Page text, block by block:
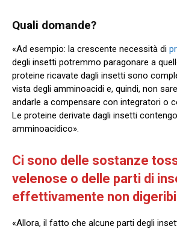
Quali domande?
«Ad esempio: la crescente necessità di
degli insetti potremmo paragonare a
proteine ricavate dagli insetti sono
vista degli amminoacidi e, quindi, non
andarle a compensare con integratori o
Le proteine derivate dagli insetti
amminoacidico».
Ci sono delle sostanze
velenose o delle parti di
effettivamente non
«Allora, il fatto che alcune parti degli